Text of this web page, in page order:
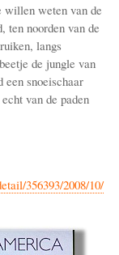
willen weten van de
ten noorden van de
langs
de jungle van
snoeischaar
van de paden
356393/2008/10/